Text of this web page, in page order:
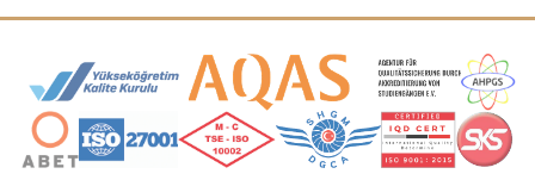
Akreditasyon ve Üyelik Logoları